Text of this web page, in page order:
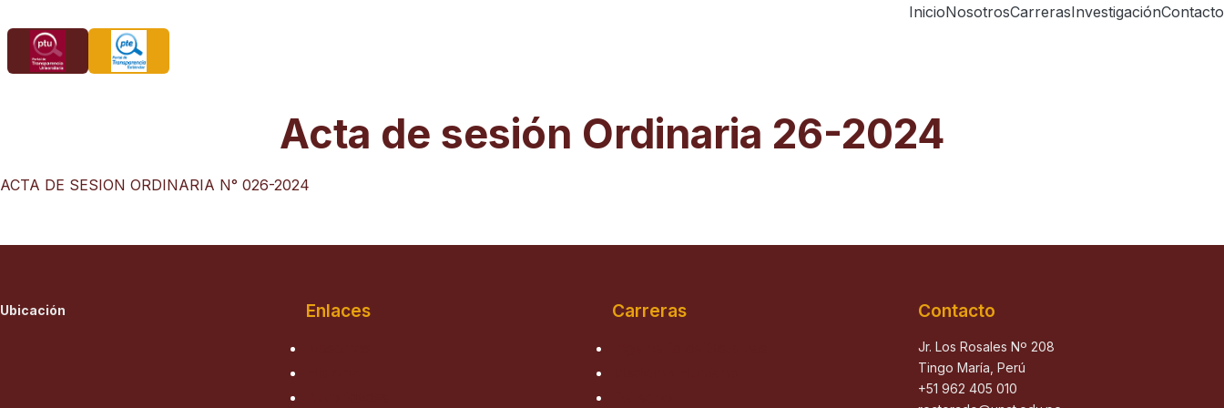
al
contenido
InicioNosotrosCarrerasInvestigaciónContacto
Acta de sesión Ordinaria 26-2024
ACTA DE SESION ORDINARIA N° 026-2024
Ubicación Enlaces Carreras Contacto
Jr. Los Rosales Nº 208
Tingo María, Perú
+51 962 405 010